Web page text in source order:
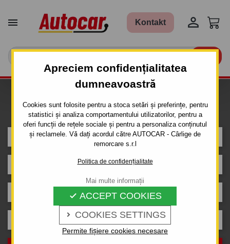
Apreciem confidențialitatea
dumneavoastră
Cookies sunt folosite pentru a stoca setări și preferințe, pentru
statistici și analiza comportamentului utilizatorilor, pentru a
oferi funcții de rețele sociale și pentru a personaliza conținutul
și reclamele. Vă dați acordul către AUTOCAR - Cârlige de
remorcare s.r.l
Politica de confidențialitate
 COOKIES SETTINGS
 ACCEPT COOKIES
Permite fișiere cookies necesare
Mai multe informații
 Kontakt 
mașina
CHEVROLET
An de producție